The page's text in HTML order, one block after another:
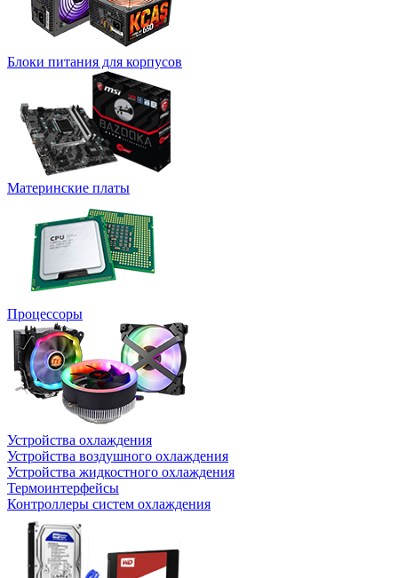
Блоки питания для корпусов
Материнские платы
Процессоры
Устройства охлаждения
Устройства воздушного охлаждения
Устройства жидкостного охлаждения
Термоинтерфейсы
Контроллеры систем охлаждения